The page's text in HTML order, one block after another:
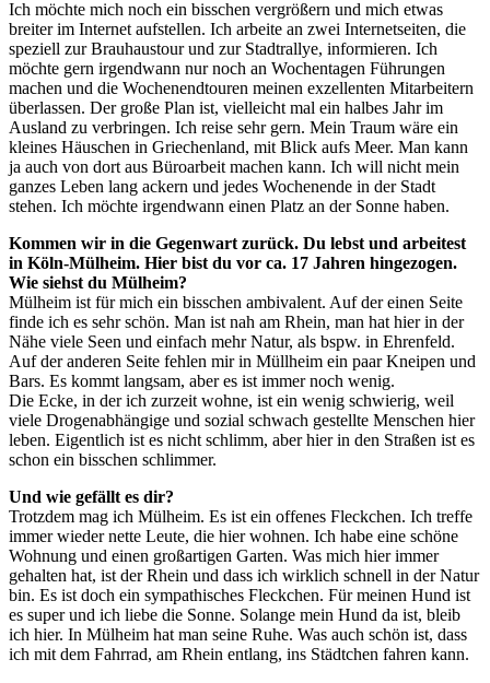
Ich möchte mich noch ein bisschen vergrößern und mich etwas
breiter im Internet aufstellen. Ich arbeite an zwei Internetseiten, die
speziell zur Brauhaustour und zur Stadtrallye, informieren. Ich
möchte gern irgendwann nur noch an Wochentagen Führungen
machen und die Wochenendtouren meinen exzellenten Mitarbeitern
überlassen. Der große Plan ist, vielleicht mal ein halbes Jahr im
Ausland zu verbringen. Ich reise sehr gern. Mein Traum wäre ein
kleines Häuschen in Griechenland, mit Blick aufs Meer. Man kann
ja auch von dort aus Büroarbeit machen kann. Ich will nicht mein
ganzes Leben lang ackern und jedes Wochenende in der Stadt
stehen. Ich möchte irgendwann einen Platz an der Sonne haben.
Kommen wir in die Gegenwart zurück. Du lebst und arbeitest
in Köln-Mülheim. Hier bist du vor ca. 17 Jahren hingezogen.
Wie siehst du Mülheim?
Mülheim ist für mich ein bisschen ambivalent. Auf der einen Seite
finde ich es sehr schön. Man ist nah am Rhein, man hat hier in der
Nähe viele Seen und einfach mehr Natur, als bspw. in Ehrenfeld.
Auf der anderen Seite fehlen mir in Müllheim ein paar Kneipen und
Bars. Es kommt langsam, aber es ist immer noch wenig.
Die Ecke, in der ich zurzeit wohne, ist ein wenig schwierig, weil
viele Drogenabhängige und sozial schwach gestellte Menschen hier
leben. Eigentlich ist es nicht schlimm, aber hier in den Straßen ist es
schon ein bisschen schlimmer.
Und wie gefällt es dir?
Trotzdem mag ich Mülheim. Es ist ein offenes Fleckchen. Ich treffe
immer wieder nette Leute, die hier wohnen. Ich habe eine schöne
Wohnung und einen großartigen Garten. Was mich hier immer
gehalten hat, ist der Rhein und dass ich wirklich schnell in der Natur
bin. Es ist doch ein sympathisches Fleckchen. Für meinen Hund ist
es super und ich liebe die Sonne. Solange mein Hund da ist, bleib
ich hier. In Mülheim hat man seine Ruhe. Was auch schön ist, dass
ich mit dem Fahrrad, am Rhein entlang, ins Städtchen fahren kann.